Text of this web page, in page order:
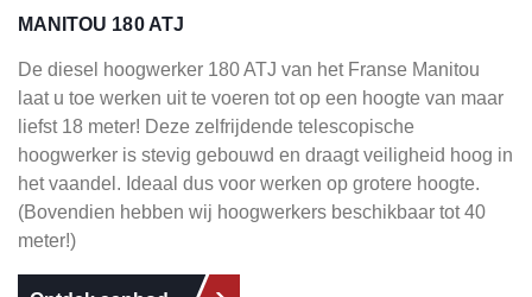
MANITOU 180 ATJ
De diesel hoogwerker 180 ATJ van het Franse Manitou
laat u toe werken uit te voeren tot op een hoogte van maar
liefst 18 meter! Deze zelfrijdende telescopische
hoogwerker is stevig gebouwd en draagt veiligheid hoog in
het vaandel. Ideaal dus voor werken op grotere hoogte.
(Bovendien hebben wij hoogwerkers beschikbaar tot 40
meter!)